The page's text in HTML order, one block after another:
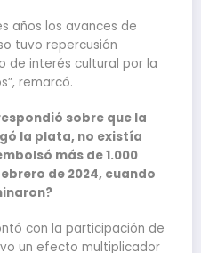
años los avances de
tuvo repercusión
de interés cultural por la
remarcó.
sobre que la
la plata, no existía
más de 1.000
de 2024, cuando
con la participación de
un efecto multiplicador